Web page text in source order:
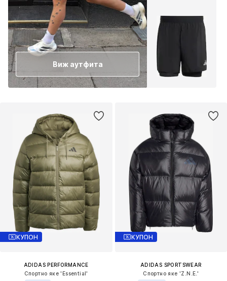
Виж аутфита
КУПОН
ADIDAS PERFORMANCE
Спортно яке 'Essential'
КУПОН
ADIDAS SPORTSWEAR
Спортно яке 'Z.N.E.'